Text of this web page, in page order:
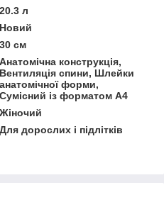
20.3 л
Новий
30 см
Анатомічна конструкція,
Вентиляція спини, Шлейки
анатомічної форми,
Сумісний із форматом А4
Жіночий
Для дорослих і підлітків